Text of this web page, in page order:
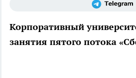
Корпоративный
занятия пятого потока